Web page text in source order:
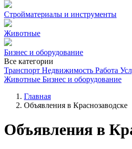
Стройматериалы и инструменты
Животные
Бизнес и оборудование
Все категории
Транспорт Недвижимость Работа
Животные Бизнес и оборудование
Главная
Объявления в Краснозаводске
Объявления в